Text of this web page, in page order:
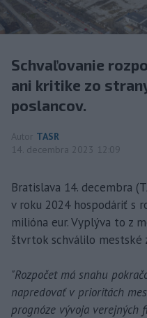
Schvaľovanie
ani kritike zo
poslancov.
Autor TASR
14. decembra 2023 12:09
Bratislava 14. decembra
v roku 2024 hospodáriť s
milióna eur. Vyplýva to z
štvrtok schválilo mestské
"Rozpočet má snahu
napredovať v prioritách
prognóze vývoja verejných